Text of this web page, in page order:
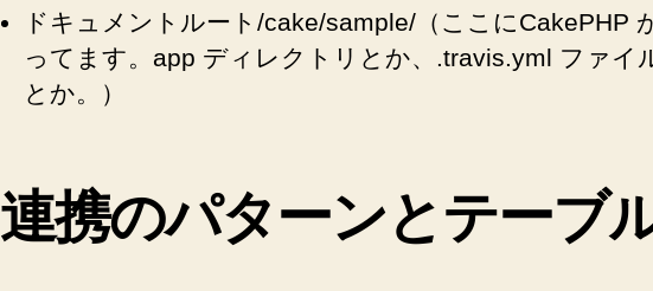
ドキュメントルート/cake/sample/（ここにCakePHP
ってます。app ディレクトリとか、.travis.yml ファイ
とか。）
連携のパターンとテーブ